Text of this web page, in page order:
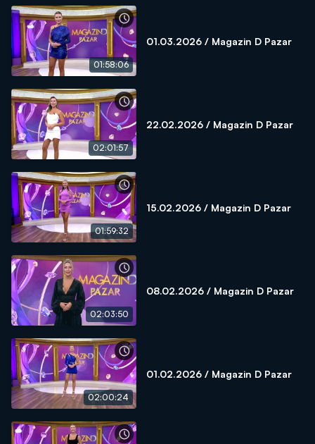
01:58:06
01.03.2026 / Magazin D Pazar
02:01:57
22.02.2026 / Magazin D Pazar
01:59:32
15.02.2026 / Magazin D Pazar
02:03:50
08.02.2026 / Magazin D Pazar
02:00:24
01.02.2026 / Magazin D Pazar